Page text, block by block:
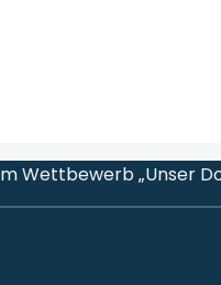
Wettbewerb „Unser